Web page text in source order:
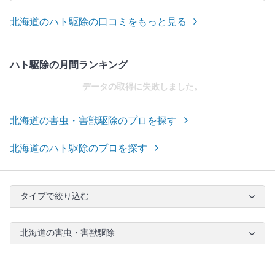
北海道のハト駆除の口コミをもっと見る
ハト駆除の月間ランキング
データの取得に失敗しました。
北海道の害虫・害獣駆除のプロを探す
北海道のハト駆除のプロを探す
タイプで絞り込む
北海道の害虫・害獣駆除